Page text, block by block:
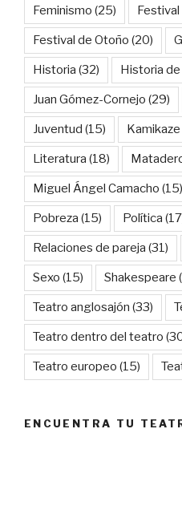
Feminismo (25)
Festival de Otoño (20)
Historia (32) Historia de
Juan Gómez-Cornejo (29)
Juventud (15) Kamikaze
Literatura (18)
Miguel Ángel Camacho (15)
Pobreza (15) Política
Relaciones de pareja (31)
Sexo (15) Shakespeare
Teatro anglosajón (33)
Teatro dentro del teatro
Teatro europeo (15)
ENCUENTRA TU